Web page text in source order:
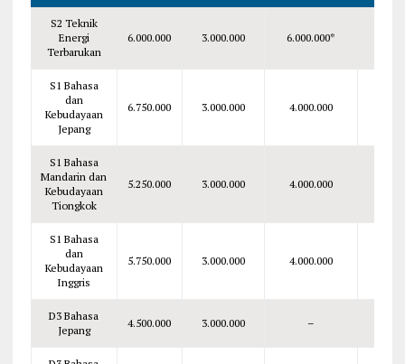
S2 Teknik
Energi
Terbarukan
6.000.000 3.000.000 6.000.000*
S1 Bahasa
dan
Kebudayaan
Jepang
6.750.000 3.000.000 4.000.000
S1 Bahasa
Mandarin dan
Kebudayaan
Tiongkok
5.250.000 3.000.000 4.000.000
S1 Bahasa
dan
Kebudayaan
Inggris
5.750.000 3.000.000 4.000.000
D3 Bahasa
Jepang
4.500.000 3.000.000 –